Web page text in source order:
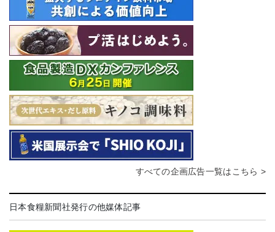
すべての企画広告一覧はこちら >
日本食糧新聞社発行の他媒体記事